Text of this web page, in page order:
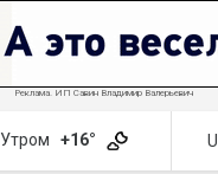
Реклама. ИП Савин Владимир Валерьевич
Утром +16°